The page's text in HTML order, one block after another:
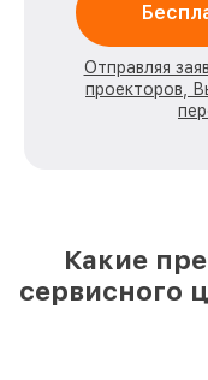
Отправляя
проекторов,
Какие
сервисного